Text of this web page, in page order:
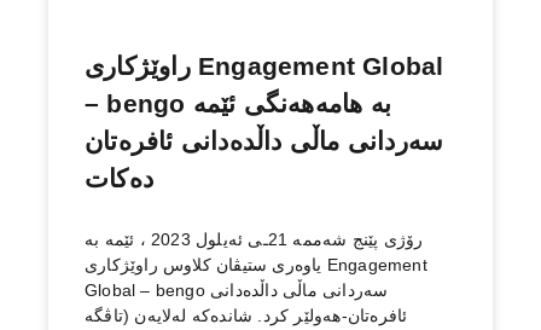
راوێژكاری Engagement Global
– bengo بە هامەهەنگی ئێمە
سەردانی ماڵی داڵدەدانی ئافرەتان
دەكات
رۆژی پێنج شەممە 21ـی ئەیلول 2023 ، ئێمە بە
یاوەری ستیڤان كلاوس راوێژكاری Engagement
Global – bengo سەردانی ماڵی داڵدەدانی
ئافرەتان-هەولێر كرد. شاندەكە لەلایەن (تاڤگە